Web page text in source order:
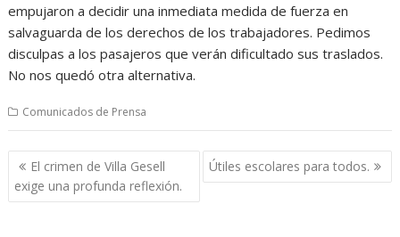
empujaron a decidir una inmediata medida de fuerza en
salvaguarda de los derechos de los trabajadores. Pedimos
disculpas a los pasajeros que verán dificultado sus traslados.
No nos quedó otra alternativa.
Comunicados de Prensa
Navegación
de
entradas
El crimen de Villa Gesell
exige una profunda reflexión.
Útiles escolares para todos.